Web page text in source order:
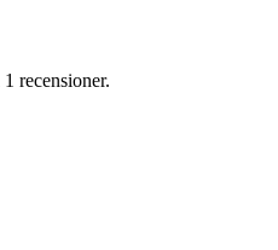
1 recensioner.